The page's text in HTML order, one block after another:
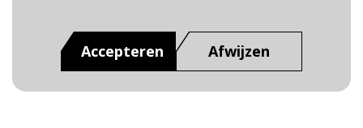
Accepteren Afwijzen